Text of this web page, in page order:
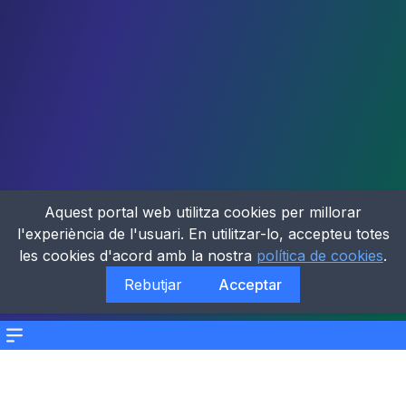
Menu
Aquest portal web utilitza cookies per millorar
l'experiència de l'usuari. En utilitzar-lo, accepteu totes
les cookies d'acord amb la nostra política de cookies.
Rebutjar
Acceptar